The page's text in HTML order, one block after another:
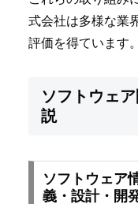
式会社は多様な業
評価を得ています。
ソフトウェ
説
ソフトウェア
義・設計・開